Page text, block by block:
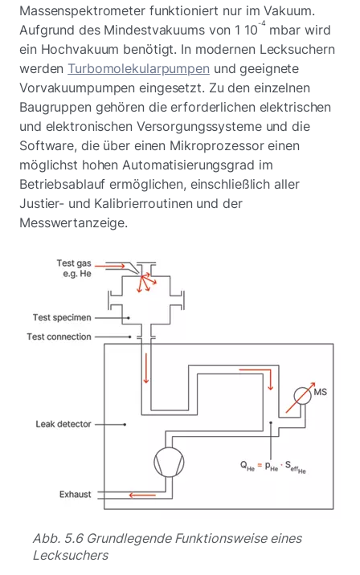
Massenspektrometer funktioniert nur im Vakuum.
Aufgrund des Mindestvakuums von 1 10-4mbar wird
ein Hochvakuum benötigt. In modernen Lecksuchern
werden Turbomolekularpumpen und geeignete
Vorvakuumpumpen eingesetzt. Zu den einzelnen
Baugruppen gehören die erforderlichen elektrischen
und elektronischen Versorgungssysteme und die
Software, die über einen Mikroprozessor einen
möglichst hohen Automatisierungsgrad im
Betriebsablauf ermöglichen, einschließlich aller
Justier- und Kalibrierroutinen und der
Messwertanzeige.
Abb. 5.6 Grundlegende Funktionsweise eines
Lecksuchers